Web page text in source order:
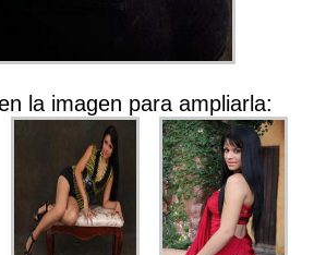
la imagen para ampliarla: